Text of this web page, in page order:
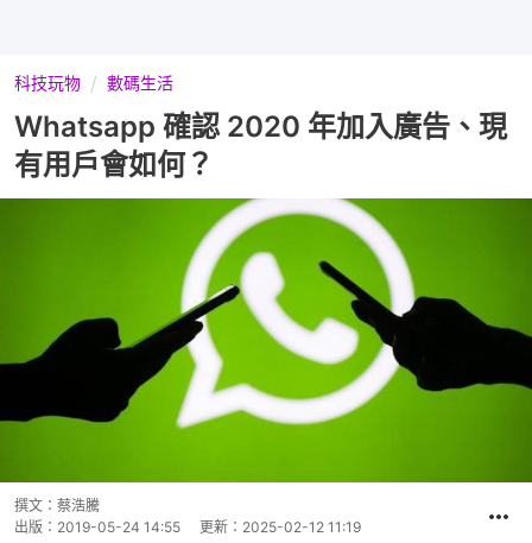
科技玩物 數碼生活
Whatsapp 確認 2020 年加入廣告、現
有用戶會如何？
撰文： 蔡浩騰
出版： 2019-05-24 14:55 更新： 2025-02-12 11:19